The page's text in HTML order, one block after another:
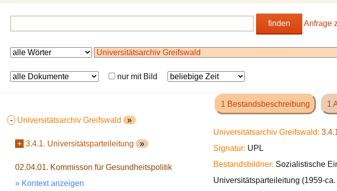
springen
finden Anfrage
nur mit Bild
- Universitätsarchiv Greifswald »
+ 3.4.1. Universitätsparteileitung »
02.04.01. Kommisson für Gesundheitspolitik
» Kontext anzeigen
1 Bestandsbeschreibung 1
Universitätsarchiv Greifswald:
Signatur: UPL
Bestandsbildner: Sozialistische
Universitätsparteileitung (1959-